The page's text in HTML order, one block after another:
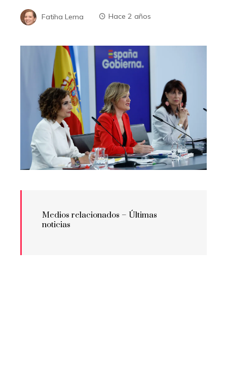
Fatiha Lema Hace 2 años
Medios relacionados – Últimas
noticias